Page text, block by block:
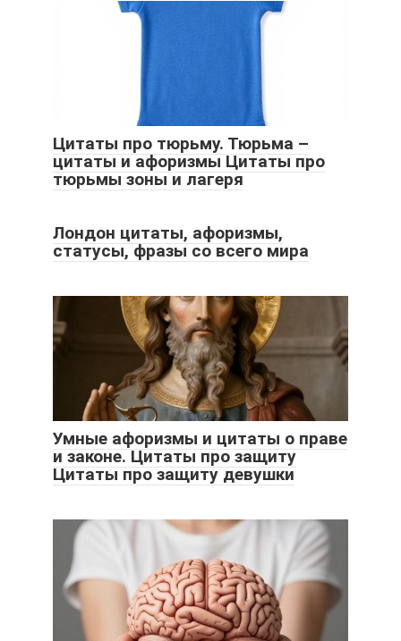
Цитаты про тюрьму. Тюрьма –
цитаты и афоризмы Цитаты про
тюрьмы зоны и лагеря
Лондон цитаты, афоризмы,
статусы, фразы со всего мира
Умные афоризмы и цитаты о праве
и законе. Цитаты про защиту
Цитаты про защиту девушки